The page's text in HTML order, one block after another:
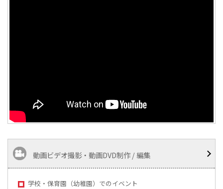
動画ビデオ撮影・動画DVD制作 / 編集
学校・保育園（幼稚園）でのイベント